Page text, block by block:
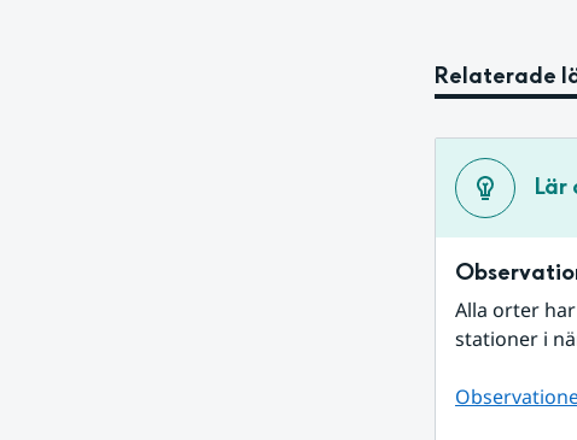
Relaterade
Lär
Alla orter
stationer i